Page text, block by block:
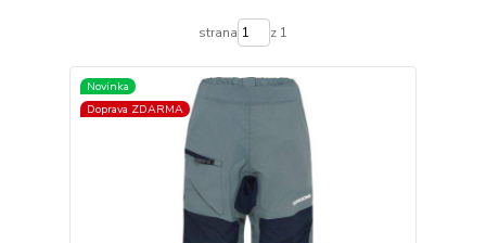
strana z 1
Novinka
Doprava ZDARMA